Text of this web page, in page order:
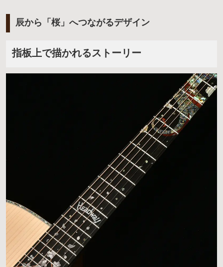
辰から「桜」へつながるデザイン
指板上で描かれるストーリー